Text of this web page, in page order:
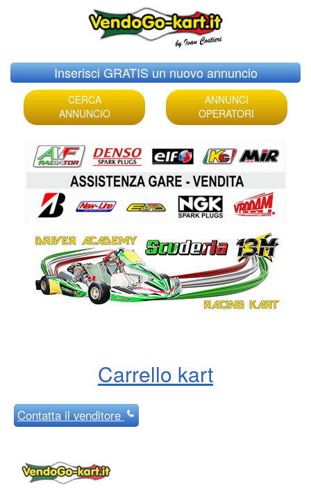
Skip
to
content
Inserisci GRATIS un nuovo annuncio
CERCA
ANNUNCIO
ANNUNCI
OPERATORI
Carrello kart
Contattail venditore